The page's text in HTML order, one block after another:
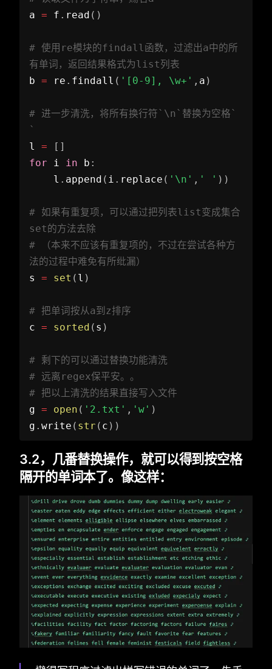
a = f . read ( )
# 使用re模块的findall函数，过滤出a中的所
有单词，返回结果格式为list列表
b = re . findall ( '[0-9], \w+' , a )
# 进一步清洗，将所有换行符`\n`替换为空格`
`
l = [ ]
for i in b :
    l
. append ( i . replace ( '\n' , ' ' ) )
# 如果有重复项，可以通过把列表list变成集合
set的方法去除
# （本来不应该有重复项的，不过在尝试各种方
法的过程中难免有所纰漏）
s = set ( l )
# 把单词按从a到z排序
c = sorted ( s )
# 剩下的可以通过替换功能清洗
# 远离regex保平安。。
# 把以上清洗的结果直接写入文件
g = open ( '2.txt' , 'w' )
g . write ( str ( c ) )
3.2，几番替换操作，就可以得到按空格
隔开的单词本了。像这样：